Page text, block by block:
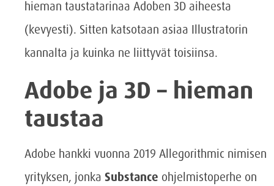
hieman taustatarinaa Adoben 3D aiheesta
(kevyesti). Sitten katsotaan asiaa Illustratorin
kannalta ja kuinka ne liittyvät toisiinsa.
Adobe ja 3D – hieman
taustaa
Adobe hankki vuonna 2019 Allegorithmic nimisen
yrityksen, jonka Substance ohjelmistoperhe on